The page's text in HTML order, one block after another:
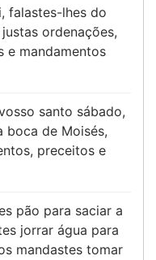
falastes-lhes do
ordenações,
e mandamentos
santo sábado,
boca de Moisés,
preceitos e
pão para saciar a
jorrar água para
mandastes tomar